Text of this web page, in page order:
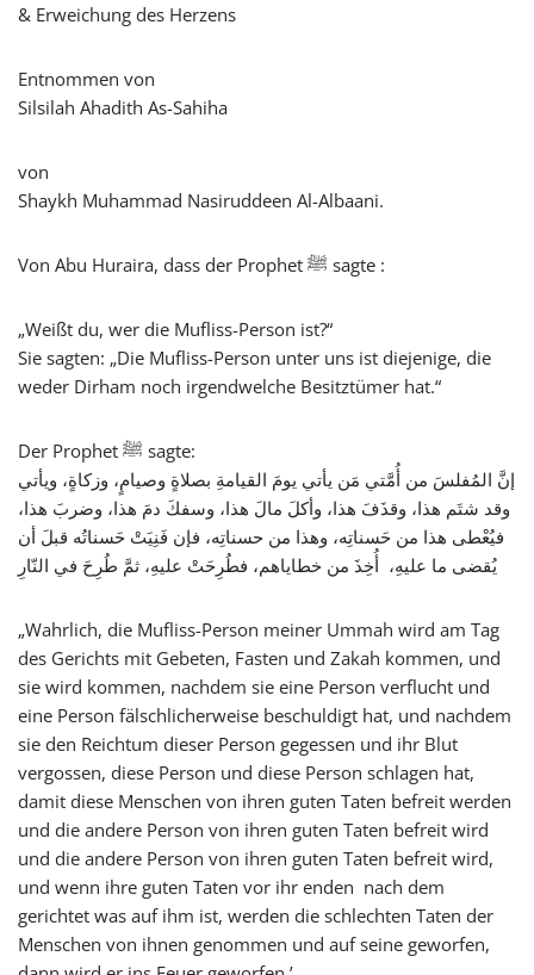
& Erweichung des Herzens
Entnommen von
Silsilah Ahadith As-Sahiha
von
Shaykh Muhammad Nasiruddeen Al-Albaani.
Von Abu Huraira, dass der Prophet ﷺ sagte :
„Weißt du, wer die Mufliss-Person ist?“
Sie sagten: „Die Mufliss-Person unter uns ist diejenige, die
weder Dirham noch irgendwelche Besitztümer hat.“
Der Prophet ﷺ sagte:
إنَّ المُفلسَ من أُمَّتي مَن يأتي يومَ القيامةِ بصلاةٍ وصيامٍ، وزكاةٍ، ويأتي
وقد شتَم هذا، وقذَفَ هذا، وأكلَ مالَ هذا، وسفكَ دمَ هذا، وضربَ هذا،
فيُعْطى هذا من حَسناتِه، وهذا من حسناتِه، فإن فَنِيَتْ حَسناتُه قبلَ أن
يُقضى ما عليهِ، أُخِذَ من خطاياهم، فطُرِحَتْ عليهِ، ثمَّ طُرِحَ في النّارِ
„Wahrlich, die Mufliss-Person meiner Ummah wird am Tag
des Gerichts mit Gebeten, Fasten und Zakah kommen, und
sie wird kommen, nachdem sie eine Person verflucht und
eine Person fälschlicherweise beschuldigt hat, und nachdem
sie den Reichtum dieser Person gegessen und ihr Blut
vergossen, diese Person und diese Person schlagen hat,
damit diese Menschen von ihren guten Taten befreit werden
und die andere Person von ihren guten Taten befreit wird
und die andere Person von ihren guten Taten befreit wird,
und wenn ihre guten Taten vor ihr enden nach dem
gerichtet was auf ihm ist, werden die schlechten Taten der
Menschen von ihnen genommen und auf seine geworfen,